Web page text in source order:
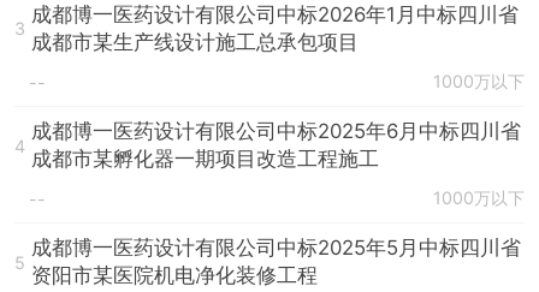
3
成都博一医药设计有限公司中标2026年1月中标四川省
成都市某生产线设计施工总承包项目
-- 1000万以下
4
成都博一医药设计有限公司中标2025年6月中标四川省
成都市某孵化器一期项目改造工程施工
-- 1000万以下
5
成都博一医药设计有限公司中标2025年5月中标四川省
资阳市某医院机电净化装修工程